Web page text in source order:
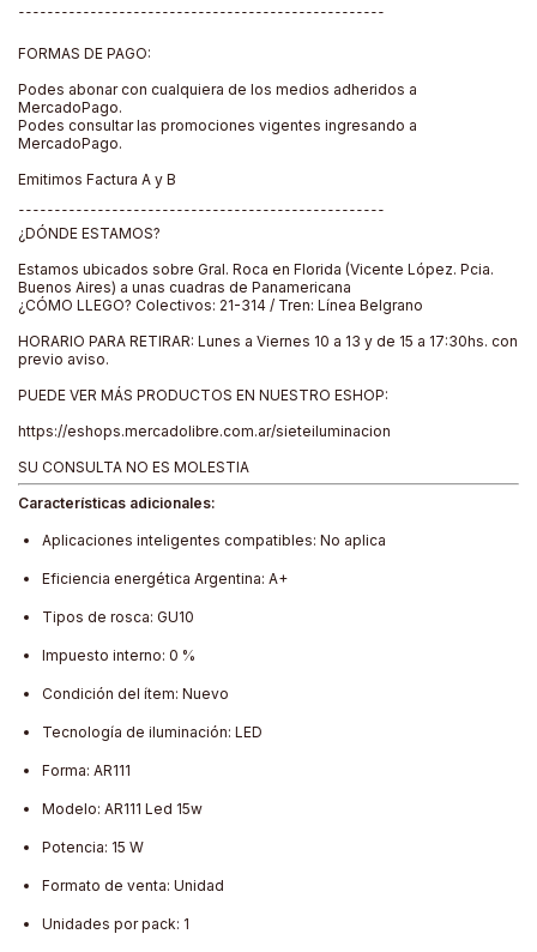
¯¯¯¯¯¯¯¯¯¯¯¯¯¯¯¯¯¯¯¯¯¯¯¯¯¯¯¯¯¯¯¯¯¯¯¯¯¯¯¯¯¯¯¯¯¯¯¯¯¯¯
FORMAS DE PAGO:
Podes abonar con cualquiera de los medios adheridos a
MercadoPago.
Podes consultar las promociones vigentes ingresando a
MercadoPago.
Emitimos Factura A y B
¯¯¯¯¯¯¯¯¯¯¯¯¯¯¯¯¯¯¯¯¯¯¯¯¯¯¯¯¯¯¯¯¯¯¯¯¯¯¯¯¯¯¯¯¯¯¯¯¯¯¯
¿DÓNDE ESTAMOS?
Estamos ubicados sobre Gral. Roca en Florida (Vicente López. Pcia.
Buenos Aires) a unas cuadras de Panamericana
¿CÓMO LLEGO? Colectivos: 21-314 / Tren: Línea Belgrano
HORARIO PARA RETIRAR: Lunes a Viernes 10 a 13 y de 15 a 17:30hs. con
previo aviso.
PUEDE VER MÁS PRODUCTOS EN NUESTRO ESHOP:
https://eshops.mercadolibre.com.ar/sieteiluminacion
SU CONSULTA NO ES MOLESTIA
Características adicionales:
Aplicaciones inteligentes compatibles: No aplica
Eficiencia energética Argentina: A+
Tipos de rosca: GU10
Impuesto interno: 0 %
Condición del ítem: Nuevo
Tecnología de iluminación: LED
Forma: AR111
Modelo: AR111 Led 15w
Potencia: 15 W
Formato de venta: Unidad
Unidades por pack: 1